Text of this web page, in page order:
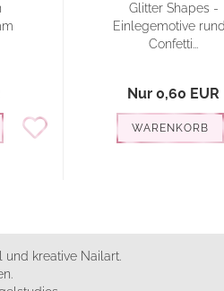
Glitter Shapes -
Einlegemotive
Confetti...
Nur 0,60 EUR
WARENKORB
kreative Nailart.